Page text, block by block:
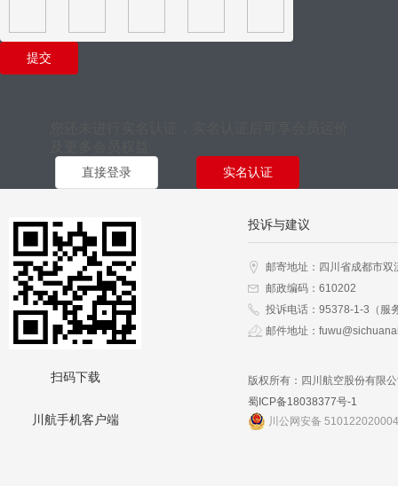
提交
直接登录 实名认证
扫码下载
川航手机客户端
投诉与建议
邮寄地址：四川省成都市
邮政编码：610202
投诉电话：95378-1-3（服
邮件地址：
版权所有：四川航空股份有限
蜀ICP备18038377号-1
川公网安备